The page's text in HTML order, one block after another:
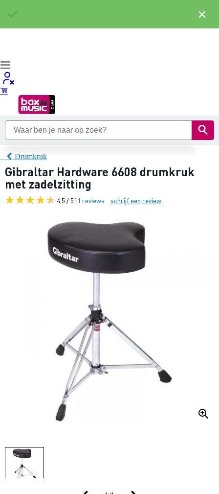
Drumkruk
Gibraltar Hardware 6608 drumkruk
met zadelzitting
4,5 / 511 reviews schrijf een review
×